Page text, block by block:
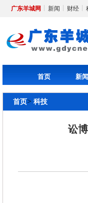
广东羊城网 新闻 财经
首页 新闻
首页> 科技
讼